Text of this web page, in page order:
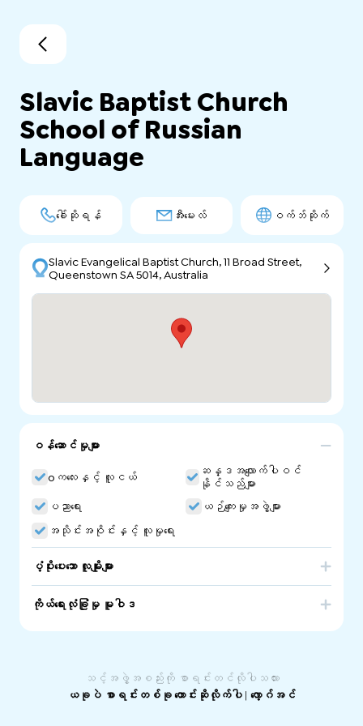
Slavic Baptist Church
School of Russian
Language
ခေါ်ဆိုရန် အီးမေးလ် ဝက်ဘ်ဆိုက်
Slavic Evangelical Baptist Church, 11 Broad Street,
Queenstown SA 5014, Australia
ဝန်ဆောင်မှုများ
oကလေးနှင့် လူငယ်
ဆန္ဒအလျောက်ပါဝင်
နိုင်သည်များ
ပညာရေး
ယဉ်ကျေးမှုအဖွဲ့များ
အသိုင်းအဝိုင်းနှင့် လူမှုရေး
ပံ့ပိုးပေးသော လူမျိုးများ
ကိုယ်ရေးလုံခြုံမှု မူဝါဒ
သင့်အဖွဲ့အစည်းကို စာရင်းတင်လိုပါသလား
ယခုပဲ စာရင်းတစ်ခု တောင်းဆိုလိုက်ပါ | လော့ဂ်အင်